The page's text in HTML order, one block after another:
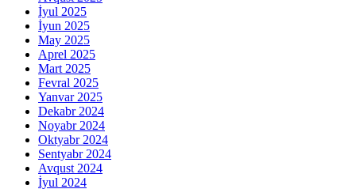
İyul 2025
İyun 2025
May 2025
Aprel 2025
Mart 2025
Fevral 2025
Yanvar 2025
Dekabr 2024
Noyabr 2024
Oktyabr 2024
Sentyabr 2024
Avqust 2024
İyul 2024